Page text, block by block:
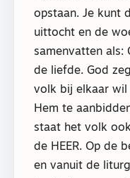
opstaan. Je kunt
uittocht en de
samenvatten als:
de liefde. God
volk bij elkaar wil
Hem te
staat het volk
de HEER. Op de
en vanuit de